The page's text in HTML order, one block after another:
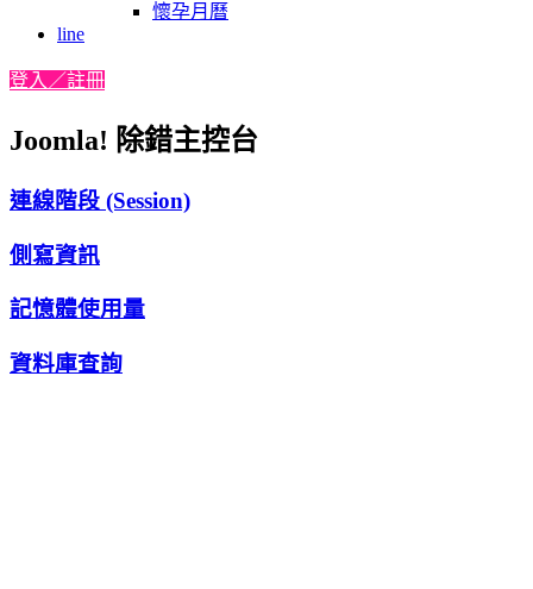
懷孕月曆
line
登入／註冊
Joomla! 除錯主控台
連線階段 (Session)
側寫資訊
記憶體使用量
資料庫查詢